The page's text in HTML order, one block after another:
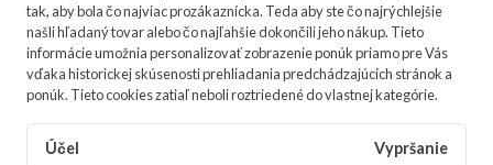
tak, aby bola čo najviac prozákaznícka. Teda aby ste čo najrýchlejšie
našli hľadaný tovar alebo čo najľahšie dokončili jeho nákup. Tieto
informácie umožnia personalizovať zobrazenie ponúk priamo pre Vás
vďaka historickej skúsenosti prehliadania predchádzajúcich stránok a
ponúk. Tieto cookies zatiaľ neboli roztriedené do vlastnej kategórie.
Účel Vypršanie